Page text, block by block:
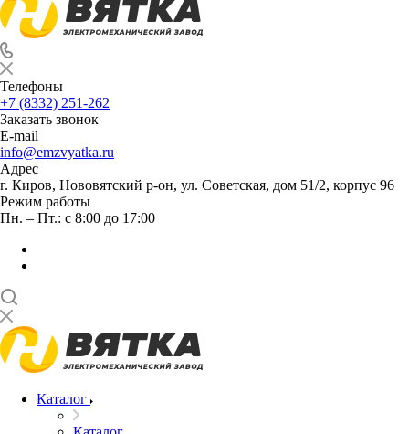
Телефоны
+7 (8332) 251-262
Заказать звонок
E-mail
info@emzvyatka.ru
Адрес
г. Киров, Нововятский р-он, ул. Советская, дом 51/2, корпус 96
Режим работы
Пн. – Пт.: с 8:00 до 17:00
Каталог